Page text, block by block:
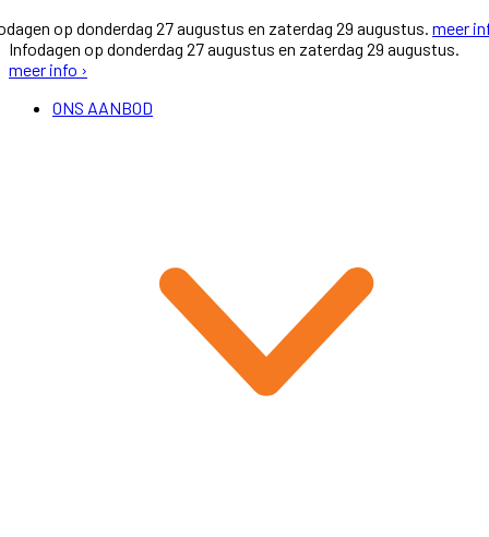
op donderdag 27 augustus en zaterdag 29 augustus. meer
Infodagen op donderdag 27 augustus en zaterdag 29 augustus.
meer info ›
ONS AANBOD